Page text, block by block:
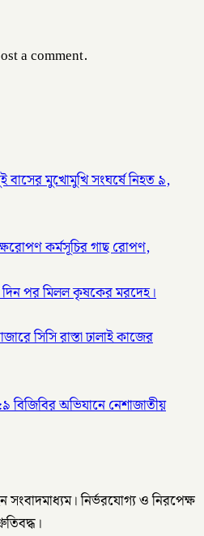
a comment.
বাসের মুখোমুখি সংঘর্ষে নিহত ৯,
কর্মসূচির গাছ রোপণ,
দিন পর মিলল কৃষকের মরদেহ।
সিসি রাস্তা ঢালাই কাজের
বিজিবির অভিযানে নেশাজাতীয়
সংবাদমাধ্যম। নির্ভরযোগ্য ও নিরপেক্ষ